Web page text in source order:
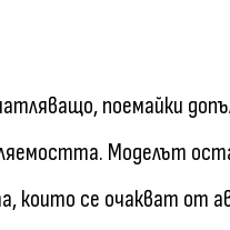
поемайки
Моделът
които се очакват от